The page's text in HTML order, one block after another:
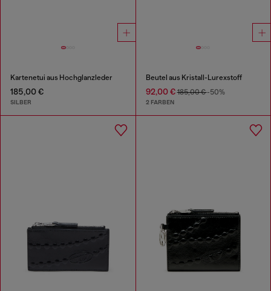
Kartenetui aus Hochglanzleder
185,00 €
SILBER
Beutel aus Kristall-Lurexstoff
92,00 €185,00 €-50%
2 FARBEN